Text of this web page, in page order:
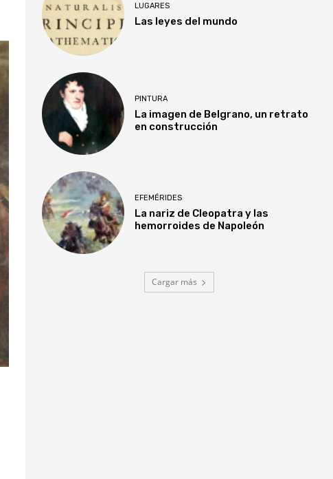
LUGARES
Las leyes del mundo
PINTURA
La imagen de Belgrano, un retrato
en construcción
EFEMÉRIDES
La nariz de Cleopatra y las
hemorroides de Napoleón
Cargar más